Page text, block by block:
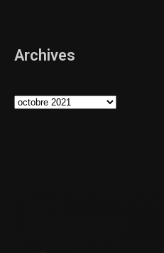
Archives
Archives